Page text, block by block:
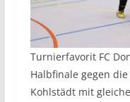
Turnierfavorit FC
Halbfinale gegen
Kohlstädt mit